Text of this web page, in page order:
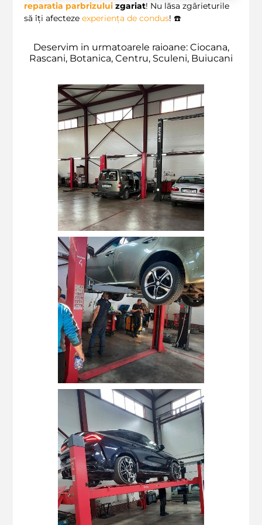
reparatia parbrizului zgariat! Nu lăsa zgârieturile
să îți afecteze experiența de condus! ☎️
Deservim in urmatoarele raioane: Ciocana,
Rascani, Botanica, Centru, Sculeni, Buiucani